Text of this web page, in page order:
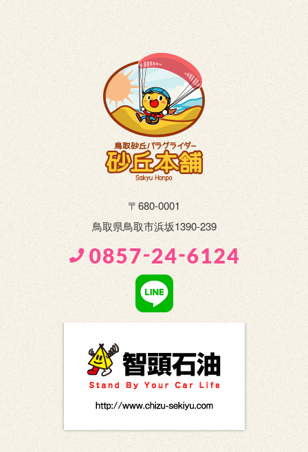
〒680-0001
鳥取県鳥取市浜坂1390-239